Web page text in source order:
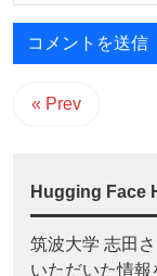
« Prev
Hugging Face
筑波大学 志田
いただいた情